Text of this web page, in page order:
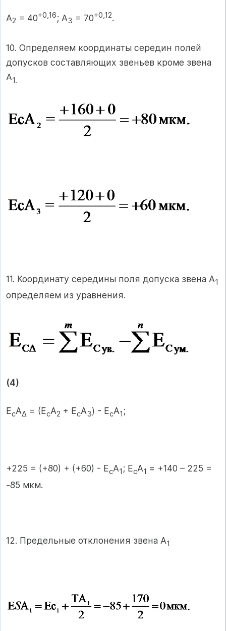
А2 = 40+0,16; А3 = 70+0,12.
10. Определяем координаты середин полей
допусков составляющих звеньев кроме звена
А1.
11. Координату середины поля допуска звена А1
определяем из уравнения.
(4)
ЕсА∆ = (ЕсА2 + ЕсА3) - ЕсА1 ;
+225 = (+80) + (+60) - ЕсА1 ; ЕсА1 = +140 – 225 =
-85 мкм.
12. Предельные отклонения звена А1